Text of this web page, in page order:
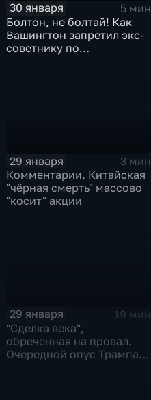
30 января
5 мин
Болтон, не болтай! Как
Вашингтон запретил экс-
советнику по
29 января
3 мин
Комментарии. Китайская
"чёрная смерть" массово
"косит" акции
29 января
19 мин
"Сделка века",
обреченная на провал.
Очередной опус Трампа.